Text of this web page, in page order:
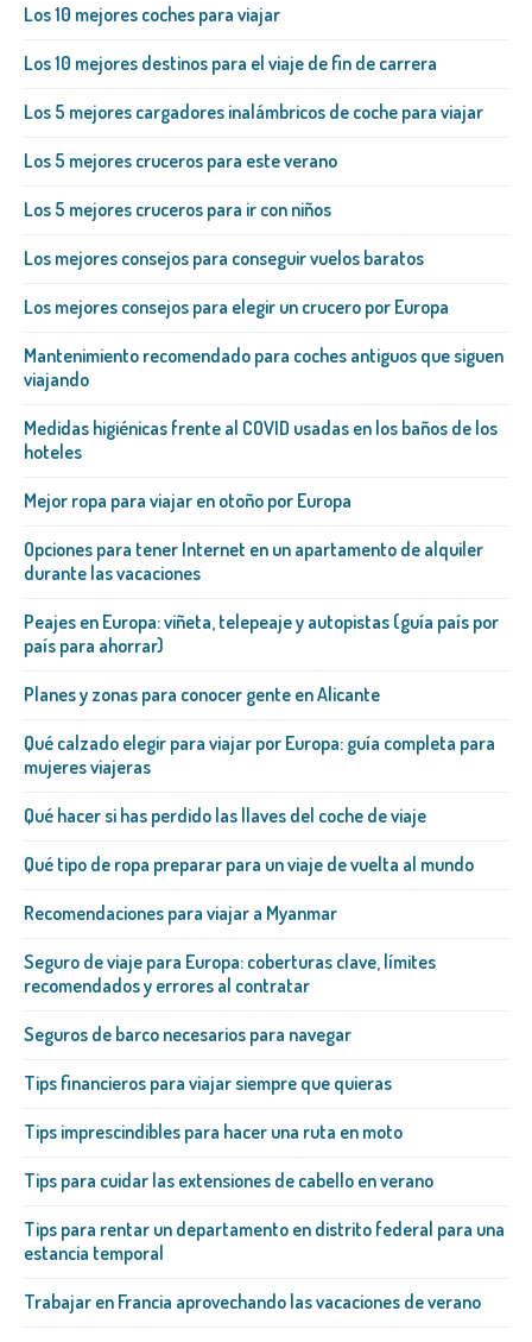
Los 10 mejores coches para viajar
Los 10 mejores destinos para el viaje de fin de carrera
Los 5 mejores cargadores inalámbricos de coche para viajar
Los 5 mejores cruceros para este verano
Los 5 mejores cruceros para ir con niños
Los mejores consejos para conseguir vuelos baratos
Los mejores consejos para elegir un crucero por Europa
Mantenimiento recomendado para coches antiguos que siguen
viajando
Medidas higiénicas frente al COVID usadas en los baños de los
hoteles
Mejor ropa para viajar en otoño por Europa
Opciones para tener Internet en un apartamento de alquiler
durante las vacaciones
Peajes en Europa: viñeta, telepeaje y autopistas (guía país por
país para ahorrar)
Planes y zonas para conocer gente en Alicante
Qué calzado elegir para viajar por Europa: guía completa para
mujeres viajeras
Qué hacer si has perdido las llaves del coche de viaje
Qué tipo de ropa preparar para un viaje de vuelta al mundo
Recomendaciones para viajar a Myanmar
Seguro de viaje para Europa: coberturas clave, límites
recomendados y errores al contratar
Seguros de barco necesarios para navegar
Tips financieros para viajar siempre que quieras
Tips imprescindibles para hacer una ruta en moto
Tips para cuidar las extensiones de cabello en verano
Tips para rentar un departamento en distrito federal para una
estancia temporal
Trabajar en Francia aprovechando las vacaciones de verano